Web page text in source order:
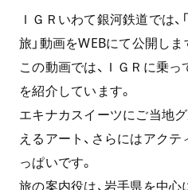
ＩＧＲいわて銀河鉄道では
旅」動画をWEBにて公開しま
この動画では、ＩＧＲに乗
を紹介しています。
エキナカスイーツにご当地
えるアート、さらにはアク
っぱいです。
旅の案内役は、岩手県を中